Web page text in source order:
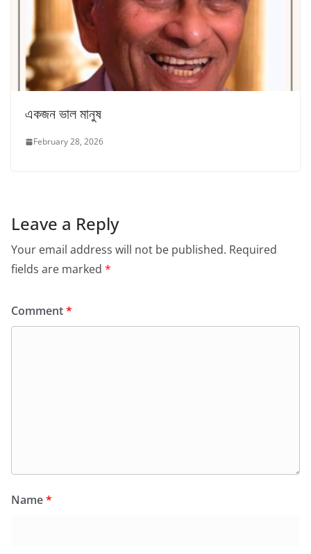
একজন ভাল মানুষ
February 28, 2026
Leave a Reply
Your email address will not be published. Required
fields are marked *
Comment*
Name*